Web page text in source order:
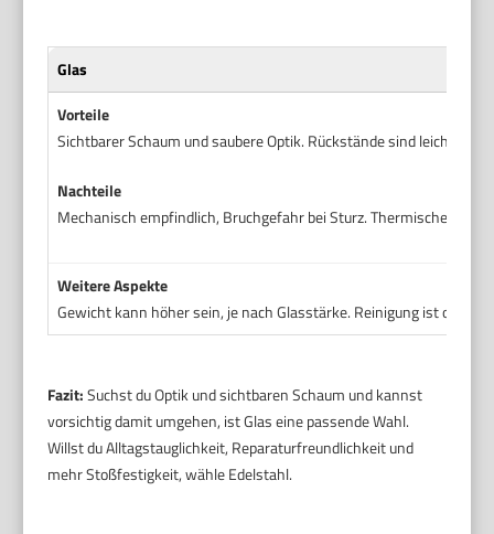
Glas
Vorteile
Sichtbarer Schaum und saubere Optik. Rückstände sind leicht
Nachteile
Mechanisch empfindlich, Bruchgefahr bei Sturz. Thermischer
Weitere Aspekte
Gewicht kann höher sein, je nach Glasstärke. Reinigung ist oft
Fazit:Suchst du Optik und sichtbaren Schaum und kannst
vorsichtig damit umgehen, ist Glas eine passende Wahl.
Willst du Alltagstauglichkeit, Reparaturfreundlichkeit und
mehr Stoßfestigkeit, wähle Edelstahl.